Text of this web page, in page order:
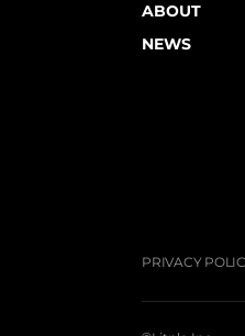
ABOUT
NEWS
PRIVACY